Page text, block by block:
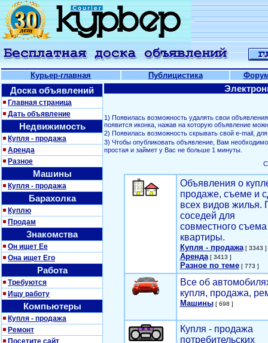
Курьер-главная Публицистика
Доска объявлений
Главная страница
Дать объявление
Недвижимость
Купля - продажа
Аренда
Разное
Машины
Купля - продажа
Барахолка
Куплю
Продам
Знакомства
Он ищет Ее
Она ищет Его
Работа
Требуются
Ищу работу
Компьютеры
Купля - продажа
Ремонт
Посетите сайт
1) Появилась возможность удалять свои
появится иконка, нажав на которую объявление
2) Появилась возможность скрывать свой е-mail,
3) Чтобы опубликовать объявление, Вам
простая и займет у Вас не больше 1 минуты.
Объявления о
продаже, съеме и
всех видов жилья.
соседей для
совместного съема
квартиры.
Купля - продажа[ 3343 ]
Аренда[ 3413 ]
Разное по теме[ 773 ]
Все об
купля, продажа,
Машины[ 698 ]
Купля - продажа
потребительских